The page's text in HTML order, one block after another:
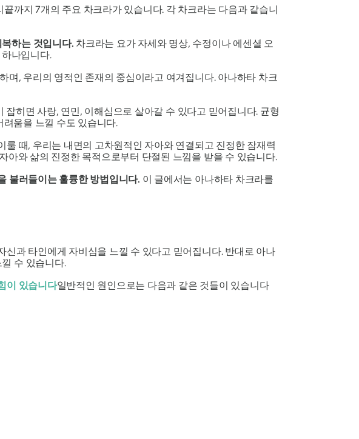
끝까지 7개의 주요 차크라가 있습니다. 각 차크라는 다음과 같습니
하는 것입니다. 차크라는 요가 자세와 명상, 수정이나 에센셜 오
나입니다.
며, 우리의 영적인 존재의 중심이라고 여겨집니다. 아나하타 차크
잡히면 사랑, 연민, 이해심으로 살아갈 수 있다고 믿어집니다. 균형
움을 느낄 수도 있습니다.
룰 때, 우리는 내면의 고차원적인 자아와 연결되고 진정한 잠재력
아와 삶의 진정한 목적으로부터 단절된 느낌을 받을 수 있습니다.
불러들이는 훌륭한 방법입니다. 이 글에서는 아나하타 차크라를
신과 타인에게 자비심을 느낄 수 있다고 믿어집니다. 반대로 아나
수 있습니다.
이 있습니다일반적인 원인으로는 다음과 같은 것들이 있습니다